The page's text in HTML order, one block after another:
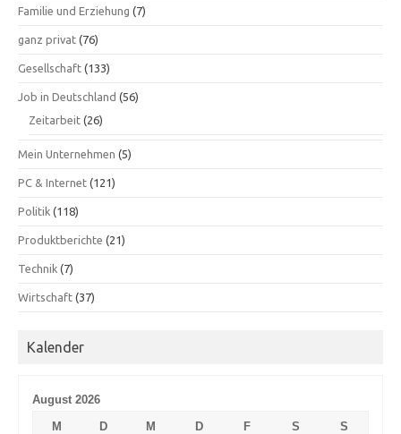
Familie und Erziehung (7)
ganz privat (76)
Gesellschaft (133)
Job in Deutschland (56)
Zeitarbeit (26)
Mein Unternehmen (5)
PC & Internet (121)
Politik (118)
Produktberichte (21)
Technik (7)
Wirtschaft (37)
Kalender
August 2026
M
D M D F S
S